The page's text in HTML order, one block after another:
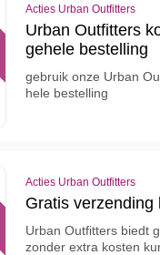
Acties Urban Outfitters
Urban Outfitters
gehele bestelling
gebruik onze Urban
hele bestelling
Acties Urban Outfitters
Gratis
Urban Outfitters biedt
zonder extra kosten